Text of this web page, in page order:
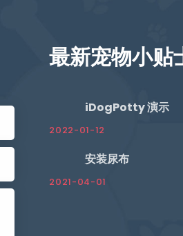
最新宠物小贴
iDogPotty 演示
2022-01-12
安装尿布
2021-04-01